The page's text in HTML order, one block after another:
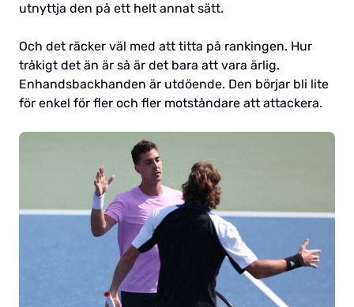
utnyttja den på ett helt annat sätt.
Och det räcker väl med att titta på rankingen. Hur
tråkigt det än är så är det bara att vara ärlig.
Enhandsbackhanden är utdöende. Den börjar bli lite
för enkel för fler och fler motståndare att attackera.